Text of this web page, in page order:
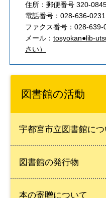
住所：郵便番号 320-
電話番号：028-636-0231
ファクス番号：028-639-
メール： tosyokan●lib-
さい）
図書館の活動
宇都宮市立図書館につ
図書館の発行物
本の寄贈について